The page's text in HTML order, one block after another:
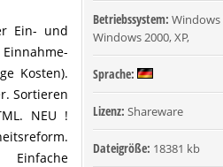
Betriebssystem: Windows
Windows 2000, XP,
Sprache:
Lizenz: Shareware
Dateigröße: 18381 kb
Ein- und
Kosten).
Sortieren
NEU !
Einfache